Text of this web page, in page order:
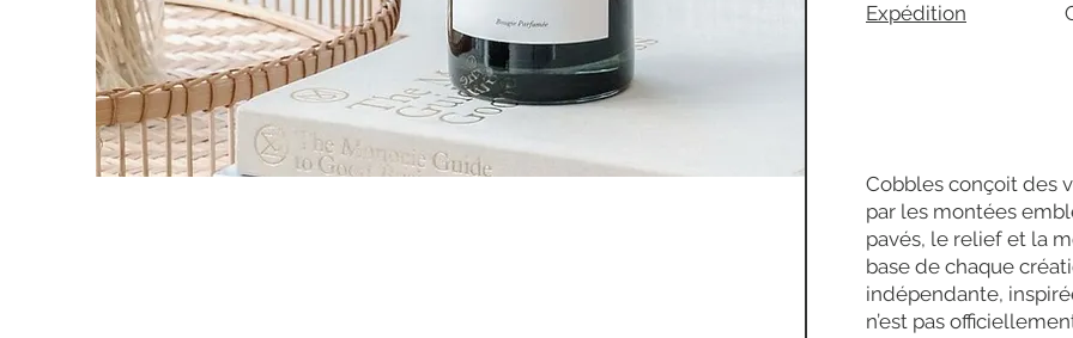
Expédition
Cobbles conçoit des
par les montées
pavés, le relief et la
base de chaque
indépendante,
n’est pas